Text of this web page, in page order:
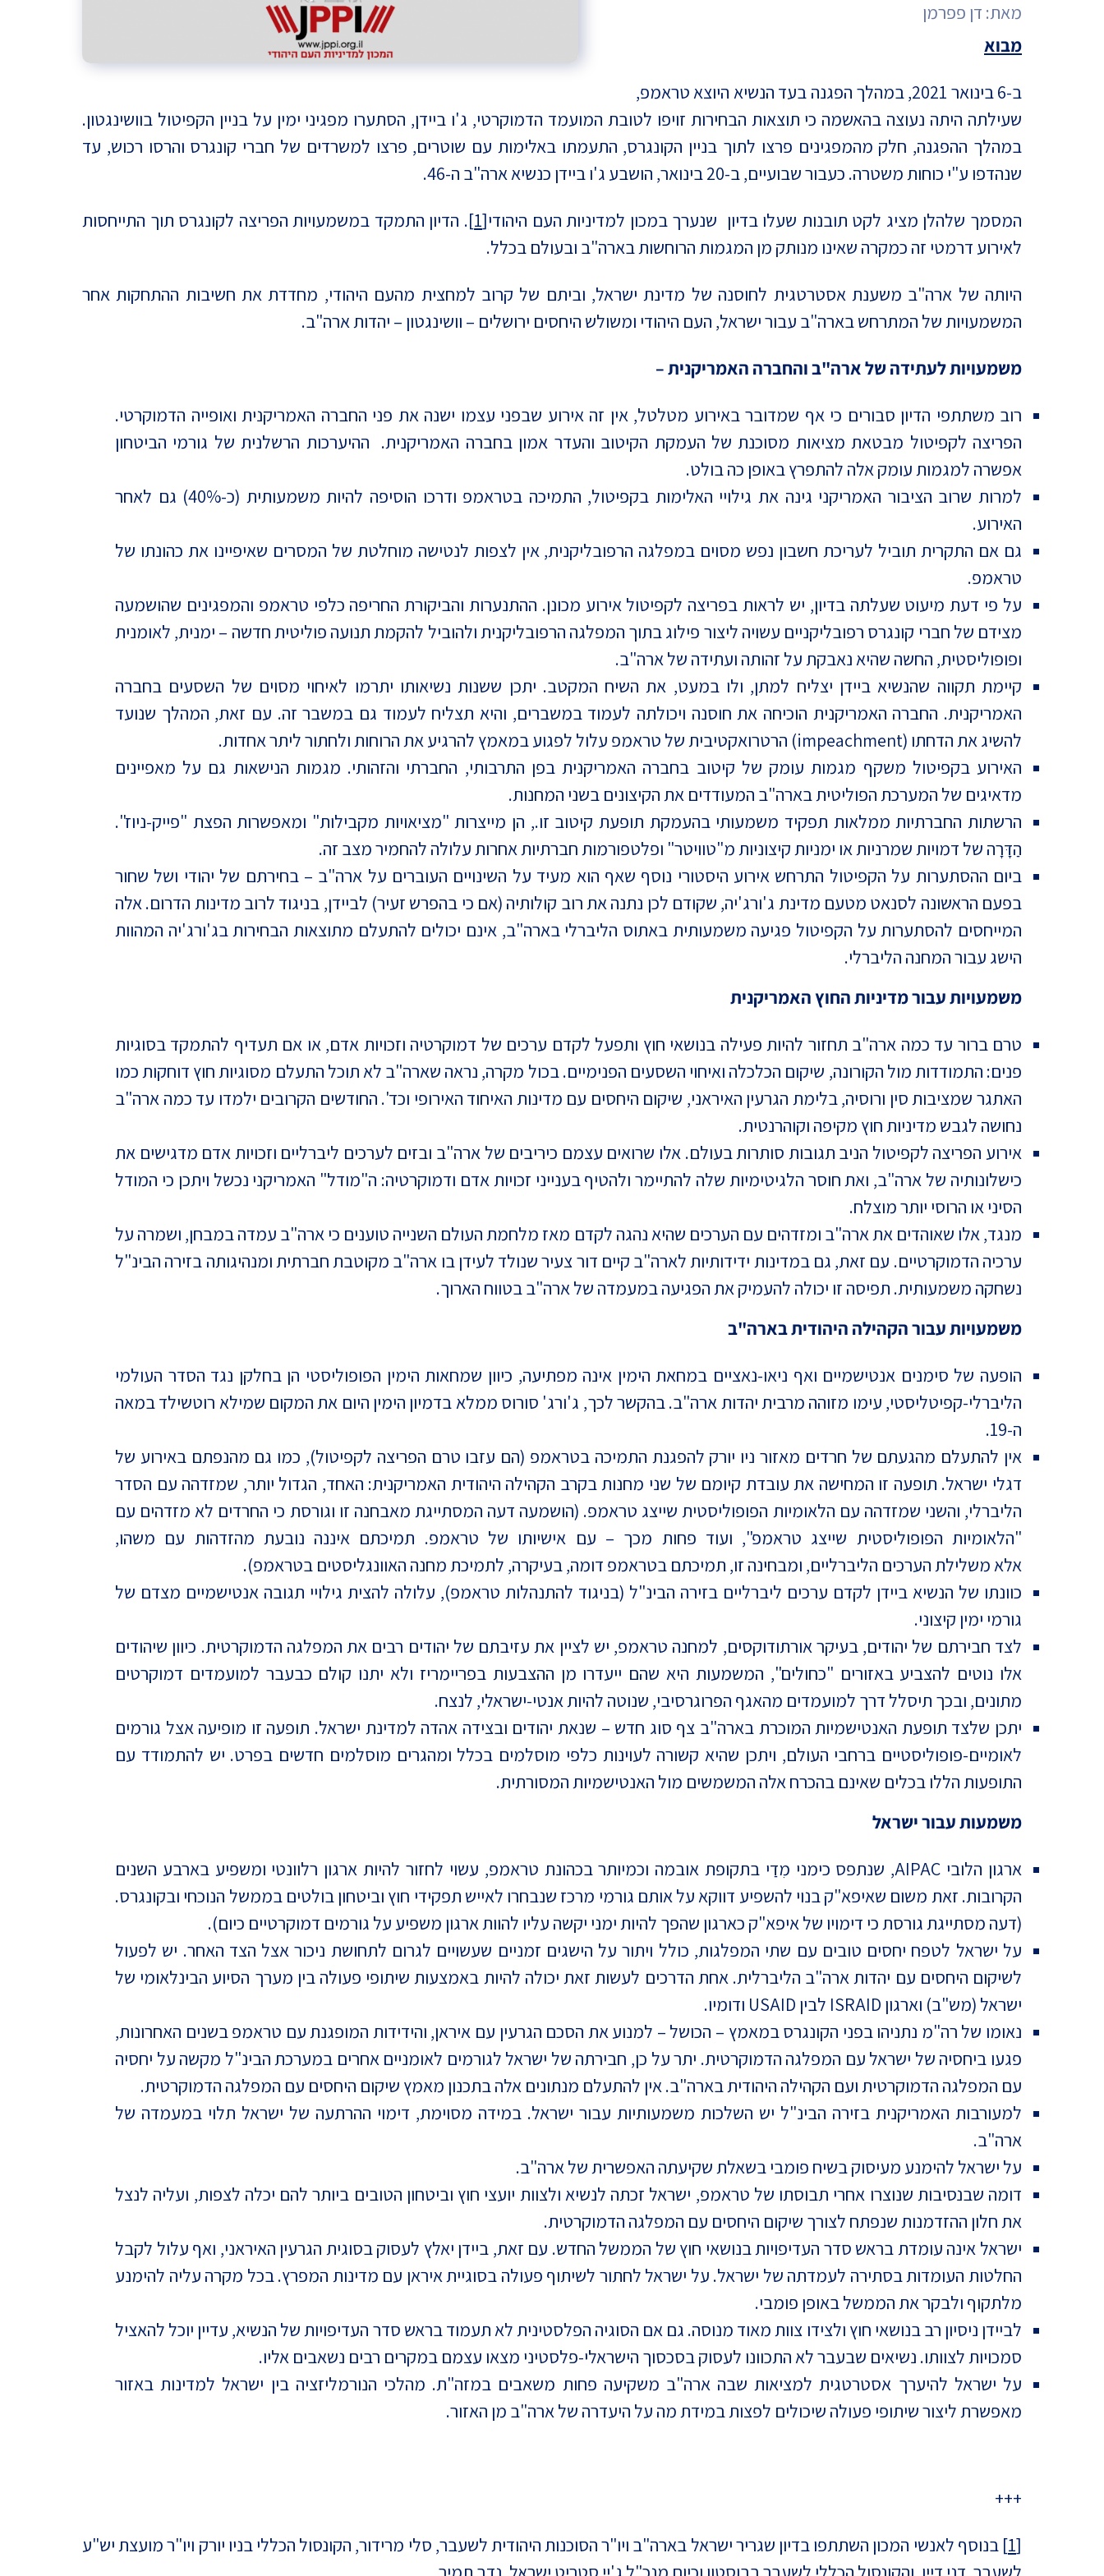
דת ומדינה
חרדים
המזרח התיכון
חרבות ברזל
יחסי ישראל-סין
מאת: דן פפרמן
מבוא
ב-6 בינואר 2021, במהלך הפגנה בעד הנשיא היוצא טראמפ,
שעילתה היתה נעוצה בהאשמה כי תוצאות הבחירות זויפו לטובת המועמד הדמוקרטי, ג'ו ביידן, הסתערו מפגיני ימין על בניין הקפיטול בוושינגטון.
במהלך ההפגנה, חלק מהמפגינים פרצו לתוך בניין הקונגרס, התעמתו באלימות עם שוטרים, פרצו למשרדים של חברי קונגרס והרסו רכוש, עד
שנהדפו ע"י כוחות משטרה. כעבור שבועיים, ב-20 בינואר, הושבע ג'ו ביידן כנשיא ארה"ב ה-46.
המסמך שלהלן מציג לקט תובנות שעלו בדיון שנערך במכון למדיניות העם היהודי[1]
. הדיון התמקד במשמעויות הפריצה לקונגרס תוך התייחסות
לאירוע דרמטי זה כמקרה שאינו מנותק מן המגמות הרוחשות בארה"ב ובעולם בכלל.
היותה של ארה"ב משענת אסטרטגית לחוסנה של מדינת ישראל, וביתם של קרוב למחצית מהעם היהודי, מחדדת את חשיבות ההתחקות אחר
המשמעויות של המתרחש בארה"ב עבור ישראל, העם היהודי ומשולש היחסים ירושלים – וושינגטון – יהדות ארה"ב.
משמעויות לעתידה של ארה"ב והחברה האמריקנית –
רוב משתתפי הדיון סבורים כי אף שמדובר באירוע מטלטל, אין זה אירוע שבפני עצמו ישנה את פני החברה האמריקנית ואופייה הדמוקרטי.
הפריצה לקפיטול מבטאת מציאות מסוכנת של העמקת הקיטוב והעדר אמון בחברה האמריקנית. ההיערכות הרשלנית של גורמי הביטחון
אפשרה למגמות עומק אלה להתפרץ באופן כה בולט.
למרות שרוב הציבור האמריקני גינה את גילויי האלימות בקפיטול, התמיכה בטראמפ ודרכו הוסיפה להיות משמעותית (כ-40%) גם לאחר
האירוע.
גם אם התקרית תוביל לעריכת חשבון נפש מסוים במפלגה הרפובליקנית, אין לצפות לנטישה מוחלטת של המסרים שאיפיינו את כהונתו של
טראמפ.
על פי דעת מיעוט שעלתה בדיון, יש לראות בפריצה לקפיטול אירוע מכונן. ההתנערות והביקורת החריפה כלפי טראמפ והמפגינים שהושמעה
מצידם של חברי קונגרס רפובליקניים עשויה ליצור פילוג בתוך המפלגה הרפובליקנית ולהוביל להקמת תנועה פוליטית חדשה – ימנית, לאומנית
ופופוליסטית, החשה שהיא נאבקת על זהותה ועתידה של ארה"ב.
קיימת תקווה שהנשיא ביידן יצליח למתן, ולו במעט, את השיח המקטב. יתכן ששנות נשיאותו יתרמו לאיחוי מסוים של השסעים בחברה
האמריקנית. החברה האמריקנית הוכיחה את חוסנה ויכולתה לעמוד במשברים, והיא תצליח לעמוד גם במשבר זה. עם זאת, המהלך שנועד
להשיג את הדחתו (impeachment) הרטרואקטיבית של טראמפ עלול לפגוע במאמץ להרגיע את הרוחות ולחתור ליתר אחדות.
האירוע בקפיטול משקף מגמות עומק של קיטוב בחברה האמריקנית בפן התרבותי, החברתי והזהותי. מגמות הנישאות גם על מאפיינים
מדאיגים של המערכת הפוליטית בארה"ב המעודדים את הקיצונים בשני המחנות.
הרשתות החברתיות ממלאות תפקיד משמעותי בהעמקת תופעת קיטוב זו., הן מייצרות "מציאויות מקבילות" ומאפשרות הפצת "פייק-ניוז".
הַדָּרָה של דמויות שמרניות או ימניות קיצוניות מ"טוויטר" ופלטפורמות חברתיות אחרות עלולה להחמיר מצב זה.
ביום ההסתערות על הקפיטול התרחש אירוע היסטורי נוסף שאף הוא מעיד על השינויים העוברים על ארה"ב – בחירתם של יהודי ושל שחור
בפעם הראשונה לסנאט מטעם מדינת ג'ורג'יה, שקודם לכן נתנה את רוב קולותיה (אם כי בהפרש זעיר) לביידן, בניגוד לרוב מדינות הדרום. אלה
המייחסים להסתערות על הקפיטול פגיעה משמעותית באתוס הליברלי בארה"ב, אינם יכולים להתעלם מתוצאות הבחירות בג'ורג'יה המהוות
הישג עבור המחנה הליברלי.
משמעויות עבור מדיניות החוץ האמריקנית
טרם ברור עד כמה ארה"ב תחזור להיות פעילה בנושאי חוץ ותפעל לקדם ערכים של דמוקרטיה וזכויות אדם, או אם תעדיף להתמקד בסוגיות
פנים: התמודדות מול הקורונה, שיקום הכלכלה ואיחוי השסעים הפנימיים. בכול מקרה, נראה שארה"ב לא תוכל התעלם מסוגיות חוץ דוחקות כמו
האתגר שמציבות סין ורוסיה, בלימת הגרעין האיראני, שיקום היחסים עם מדינות האיחוד האירופי וכד'. החודשים הקרובים ילמדו עד כמה ארה"ב
נחושה לגבש מדיניות חוץ מקיפה וקוהרנטית.
אירוע הפריצה לקפיטול הניב תגובות סותרות בעולם. אלו שרואים עצמם כיריבים של ארה"ב ובזים לערכים ליברליים וזכויות אדם מדגישים את
כישלונותיה של ארה"ב, ואת חוסר הלגיטימיות שלה להתיימר ולהטיף בענייני זכויות אדם ודמוקרטיה: ה"מודל" האמריקני נכשל ויתכן כי המודל
הסיני או הרוסי יותר מוצלח.
מנגד, אלו שאוהדים את ארה"ב ומזדהים עם הערכים שהיא נהגה לקדם מאז מלחמת העולם השנייה טוענים כי ארה"ב עמדה במבחן, ושמרה על
ערכיה הדמוקרטיים. עם זאת, גם במדינות ידידותיות לארה"ב קיים דור צעיר שנולד לעידן בו ארה"ב מקוטבת חברתית ומנהיגותה בזירה הבינ"ל
נשחקה משמעותית. תפיסה זו יכולה להעמיק את הפגיעה במעמדה של ארה"ב בטווח הארוך.
משמעויות עבור הקהילה היהודית בארה"ב
הופעה של סימנים אנטישמיים ואף ניאו-נאציים במחאת הימין אינה מפתיעה, כיוון שמחאות הימין הפופוליסטי הן בחלקן נגד הסדר העולמי
הליברלי-קפיטליסטי, עימו מזוהה מרבית יהדות ארה"ב. בהקשר לכך, ג'ורג' סורוס ממלא בדמיון הימין היום את המקום שמילא רוטשילד במאה
ה-19.
אין להתעלם מהגעתם של חרדים מאזור ניו יורק להפגנת התמיכה בטראמפ (הם עזבו טרם הפריצה לקפיטול), כמו גם מהנפתם באירוע של
דגלי ישראל. תופעה זו המחישה את עובדת קיומם של שני מחנות בקרב הקהילה היהודית האמריקנית: האחד, הגדול יותר, שמזדהה עם הסדר
הליברלי, והשני שמזדהה עם הלאומיות הפופוליסטית שייצג טראמפ. (הושמעה דעה המסתייגת מאבחנה זו וגורסת כי החרדים לא מזדהים עם
"הלאומיות הפופוליסטית שייצג טראמפ", ועוד פחות מכך – עם אישיותו של טראמפ. תמיכתם איננה נובעת מהזדהות עם משהו,
אלא משלילת הערכים הליברליים, ומבחינה זו, תמיכתם בטראמפ דומה, בעיקרה, לתמיכת מחנה האוונגליסטים בטראמפ).
כוונתו של הנשיא ביידן לקדם ערכים ליברליים בזירה הבינ"ל (בניגוד להתנהלות טראמפ), עלולה להצית גילויי תגובה אנטישמיים מצדם של
גורמי ימין קיצוני.
לצד חבירתם של יהודים, בעיקר אורתודוקסים, למחנה טראמפ, יש לציין את עזיבתם של יהודים רבים את המפלגה הדמוקרטית. כיוון שיהודים
אלו נוטים להצביע באזורים "כחולים", המשמעות היא שהם ייעדרו מן ההצבעות בפריימריז ולא יתנו קולם כבעבר למועמדים דמוקרטים
מתונים, ובכך תיסלל דרך למועמדים מהאגף הפרוגרסיבי, שנוטה להיות אנטי-ישראלי, לנצח.
יתכן שלצד תופעת האנטישמיות המוכרת בארה"ב צף סוג חדש – שנאת יהודים ובצידה אהדה למדינת ישראל. תופעה זו מופיעה אצל גורמים
לאומיים-פופוליסטיים ברחבי העולם, ויתכן שהיא קשורה לעוינות כלפי מוסלמים בכלל ומהגרים מוסלמים חדשים בפרט. יש להתמודד עם
התופעות הללו בכלים שאינם בהכרח אלה המשמשים מול האנטישמיות המסורתית.
משמעות עבור ישראל
ארגון הלובי AIPAC, שנתפס כימני מִדַי בתקופת אובמה וכמיותר בכהונת טראמפ, עשוי לחזור להיות ארגון רלוונטי ומשפיע בארבע השנים
הקרובות. זאת משום שאיפא"ק בנוי להשפיע דווקא על אותם גורמי מרכז שנבחרו לאייש תפקידי חוץ וביטחון בולטים בממשל הנוכחי ובקונגרס.
(דעה מסתייגת גורסת כי דימויו של איפא"ק כארגון שהפך להיות ימני יקשה עליו להוות ארגון משפיע על גורמים דמוקרטיים כיום).
על ישראל לטפח יחסים טובים עם שתי המפלגות, כולל ויתור על הישגים זמניים שעשויים לגרום לתחושת ניכור אצל הצד האחר. יש לפעול
לשיקום היחסים עם יהדות ארה"ב הליברלית. אחת הדרכים לעשות זאת יכולה להיות באמצעות שיתופי פעולה בין מערך הסיוע הבינלאומי של
ישראל (מש"ב) וארגון ISRAID לבין USAID ודומיו.
נאומו של רה"מ נתניהו בפני הקונגרס במאמץ – הכושל – למנוע את הסכם הגרעין עם איראן, והידידות המופגנת עם טראמפ בשנים האחרונות,
פגעו ביחסיה של ישראל עם המפלגה הדמוקרטית. יתר על כן, חבירתה של ישראל לגורמים לאומניים אחרים במערכת הבינ"ל מקשה על יחסיה
עם המפלגה הדמוקרטית ועם הקהילה היהודית בארה"ב. אין להתעלם מנתונים אלה בתכנון מאמץ שיקום היחסים עם המפלגה הדמוקרטית.
למעורבות האמריקנית בזירה הבינ"ל יש השלכות משמעותיות עבור ישראל. במידה מסוימת, דימוי ההרתעה של ישראל תלוי במעמדה של
ארה"ב.
על ישראל להימנע מעיסוק בשיח פומבי בשאלת שקיעתה האפשרית של ארה"ב.
דומה שבנסיבות שנוצרו אחרי תבוסתו של טראמפ, ישראל זכתה לנשיא ולצוות יועצי חוץ וביטחון הטובים ביותר להם יכלה לצפות, ועליה לנצל
את חלון ההזדמנות שנפתח לצורך שיקום היחסים עם המפלגה הדמוקרטית.
ישראל אינה עומדת בראש סדר העדיפויות בנושאי חוץ של הממשל החדש. עם זאת, ביידן יאלץ לעסוק בסוגית הגרעין האיראני, ואף עלול לקבל
החלטות העומדות בסתירה לעמדתה של ישראל. על ישראל לחתור לשיתוף פעולה בסוגיית איראן עם מדינות המפרץ. בכל מקרה עליה להימנע
מלתקוף ולבקר את הממשל באופן פומבי.
לביידן ניסיון רב בנושאי חוץ ולצידו צוות מאוד מנוסה. גם אם הסוגיה הפלסטינית לא תעמוד בראש סדר העדיפויות של הנשיא, עדיין יוכל להאציל
סמכויות לצוותו. נשיאים שבעבר לא התכוונו לעסוק בסכסוך הישראלי-פלסטיני מצאו עצמם במקרים רבים נשאבים אליו.
על ישראל להיערך אסטרטגית למציאות שבה ארה"ב משקיעה פחות משאבים במזה"ת. מהלכי הנורמליזציה בין ישראל למדינות באזור
מאפשרת ליצור שיתופי פעולה שיכולים לפצות במידת מה על היעדרה של ארה"ב מן האזור.
+++
[1]
בנוסף לאנשי המכון השתתפו בדיון שגריר ישראל בארה"ב ויו"ר הסוכנות היהודית לשעבר, סלי מרידור, הקונסול הכללי בניו יורק ויו"ר מועצת יש"ע